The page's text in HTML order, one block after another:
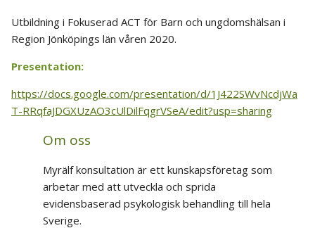
Utbildning i Fokuserad ACT för Barn och ungdomshälsan i
Region Jönköpings län våren 2020.
Presentation:
https://docs.google.com/presentation/d/1J422SWvNcdjWa
T-RRqfaJDGXUzAO3cUlDilFqgrVSeA/edit?usp=sharing
Om oss
Myrälf konsultation är ett kunskapsföretag som
arbetar med att utveckla och sprida
evidensbaserad psykologisk behandling till hela
Sverige.